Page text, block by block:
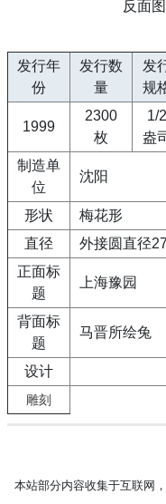
反面
发行年
份
发行数
量
发
规
1999
2300
枚
1/2
盎
制造单
位
沈阳
形状
梅花形
直径
外接圆直径
正面标
题
上海豫园
背面标
题
马晋所绘兔
设计
雕刻
本站部分内容收集于互联网